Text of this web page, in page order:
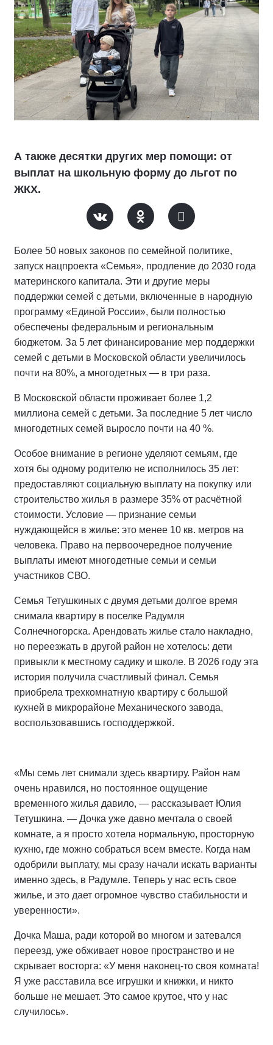
А также десятки других мер помощи: от
выплат на школьную форму до льгот по
ЖКХ.
Более 50 новых законов по семейной политике,
запуск нацпроекта «Семья», продление до 2030 года
материнского капитала. Эти и другие меры
поддержки семей с детьми, включенные в народную
программу «Единой России», были полностью
обеспечены федеральным и региональным
бюджетом. За 5 лет финансирование мер поддержки
семей с детьми в Московской области увеличилось
почти на 80%, а многодетных — в три раза.
В Московской области проживает более 1,2
миллиона семей с детьми. За последние 5 лет число
многодетных семей выросло почти на 40 %.
Особое внимание в регионе уделяют семьям, где
хотя бы одному родителю не исполнилось 35 лет:
предоставляют социальную выплату на покупку или
строительство жилья в размере 35% от расчётной
стоимости. Условие — признание семьи
нуждающейся в жилье: это менее 10 кв. метров на
человека. Право на первоочередное получение
выплаты имеют многодетные семьи и семьи
участников СВО.
Семья Тетушкиных с двумя детьми долгое время
снимала квартиру в поселке Радумля
Солнечногорска. Арендовать жилье стало накладно,
но переезжать в другой район не хотелось: дети
привыкли к местному садику и школе. В 2026 году эта
история получила счастливый финал. Семья
приобрела трехкомнатную квартиру с большой
кухней в микрорайоне Механического завода,
воспользовавшись господдержкой.
«Мы семь лет снимали здесь квартиру. Район нам
очень нравился, но постоянное ощущение
временного жилья давило, — рассказывает Юлия
Тетушкина. — Дочка уже давно мечтала о своей
комнате, а я просто хотела нормальную, просторную
кухню, где можно собраться всем вместе. Когда нам
одобрили выплату, мы сразу начали искать варианты
именно здесь, в Радумле. Теперь у нас есть свое
жилье, и это дает огромное чувство стабильности и
уверенности».
Дочка Маша, ради которой во многом и затевался
переезд, уже обживает новое пространство и не
скрывает восторга: «У меня наконец-то своя комната!
Я уже расставила все игрушки и книжки, и никто
больше не мешает. Это самое крутое, что у нас
случилось».